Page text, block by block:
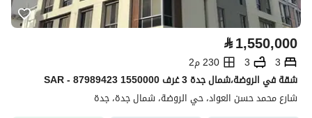
⃁1,550,000
3
3
230 م2
شقة في الروضة،شمال جدة 3 غرف 1550000 SAR - 87989423
شارع محمد حسن العواد، حي الروضة، شمال جدة، جدة